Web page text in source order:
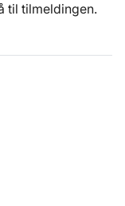
til tilmeldingen.